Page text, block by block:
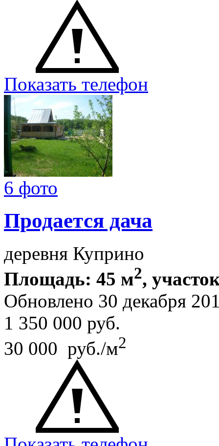
Показать телефон
6 фото
Продается дача
деревня Куприно
Площадь: 45 м2,
Обновлено 30 декабря
1 350 000 руб.
30 000 руб./м2